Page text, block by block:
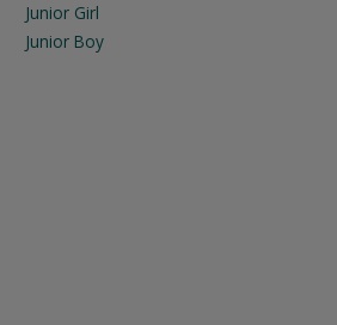
Junior Girl
Junior Boy